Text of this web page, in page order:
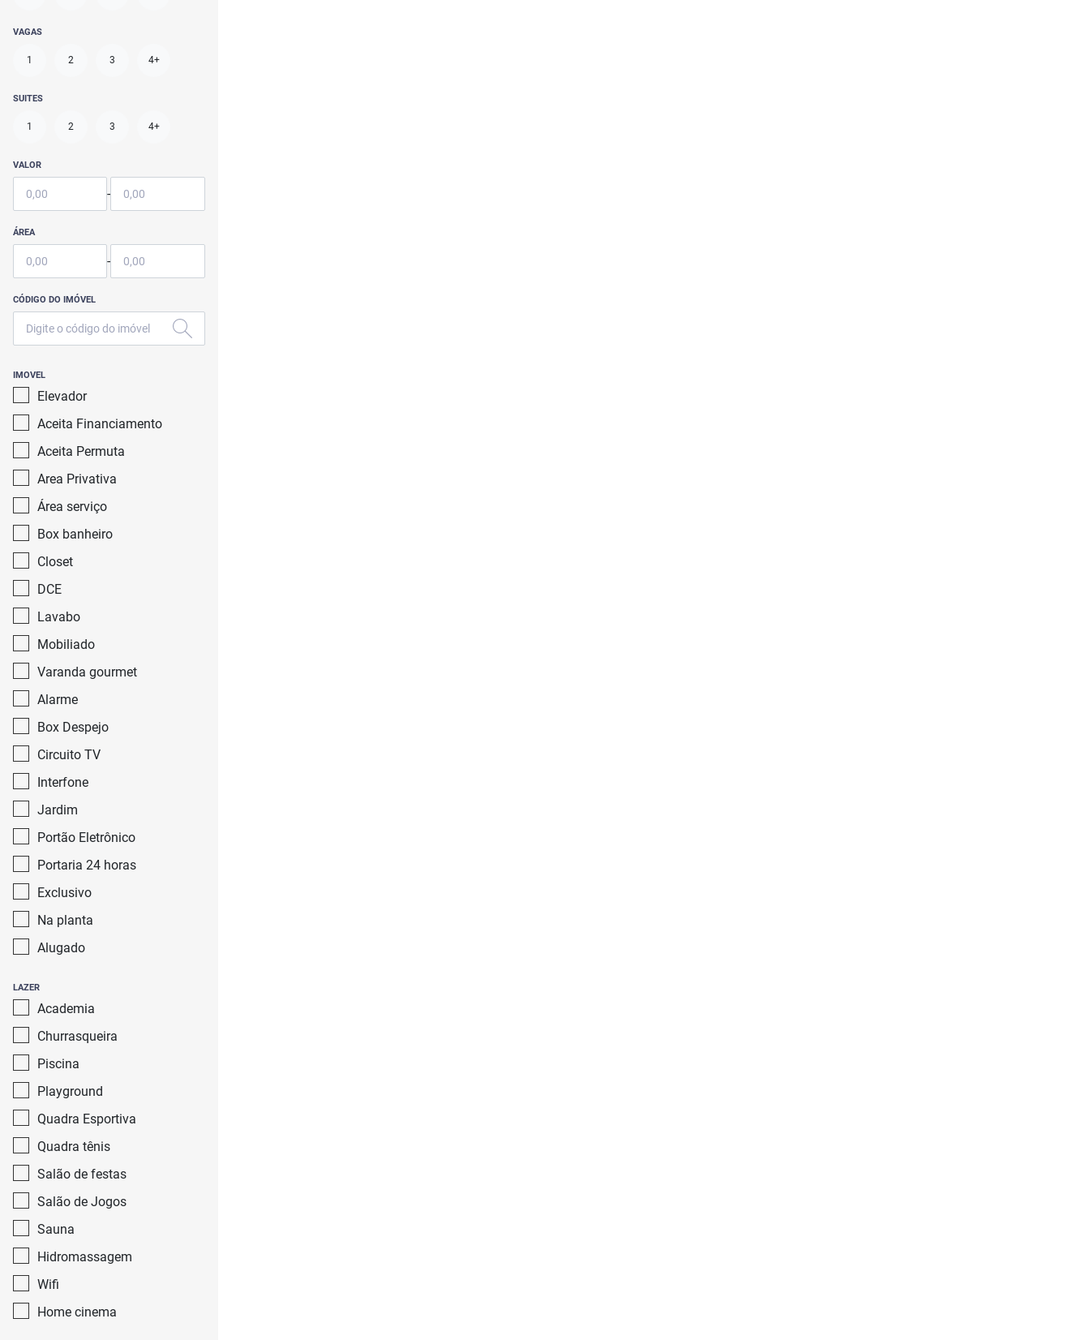
VAGAS
1 2 3 4+
SUITES
1 2 3 4+
VALOR
-
ÁREA
-
CÓDIGO DO IMÓVEL
IMOVEL
Elevador
Aceita Financiamento
Aceita Permuta
Area Privativa
Área serviço
Box banheiro
Closet
DCE
Lavabo
Mobiliado
Varanda gourmet
Alarme
Box Despejo
Circuito TV
Interfone
Jardim
Portão Eletrônico
Portaria 24 horas
Exclusivo
Na planta
Alugado
LAZER
Academia
Churrasqueira
Piscina
Playground
Quadra Esportiva
Quadra tênis
Salão de festas
Salão de Jogos
Sauna
Hidromassagem
Wifi
Home cinema